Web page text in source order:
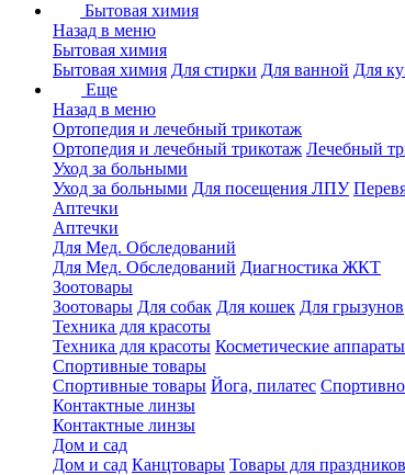
Бытовая химия
Назад в меню
Бытовая химия
Бытовая химия Для стирки Для ванной Для
Еще
Назад в меню
Ортопедия и лечебный трикотаж
Ортопедия и лечебный трикотаж Лечебный
Уход за больными
Уход за больными Для посещения ЛПУ
Аптечки
Аптечки
Для Мед. Обследований
Для Мед. Обследований Диагностика ЖКТ
Зоотовары
Зоотовары Для собак Для кошек Для грызунов
Техника для красоты
Техника для красоты Косметические
Спортивные товары
Спортивные товары Йога, пилатес
Контактные линзы
Контактные линзы
Дом и сад
Дом и сад Канцтовары Товары для праздников